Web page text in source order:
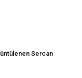
Sercan